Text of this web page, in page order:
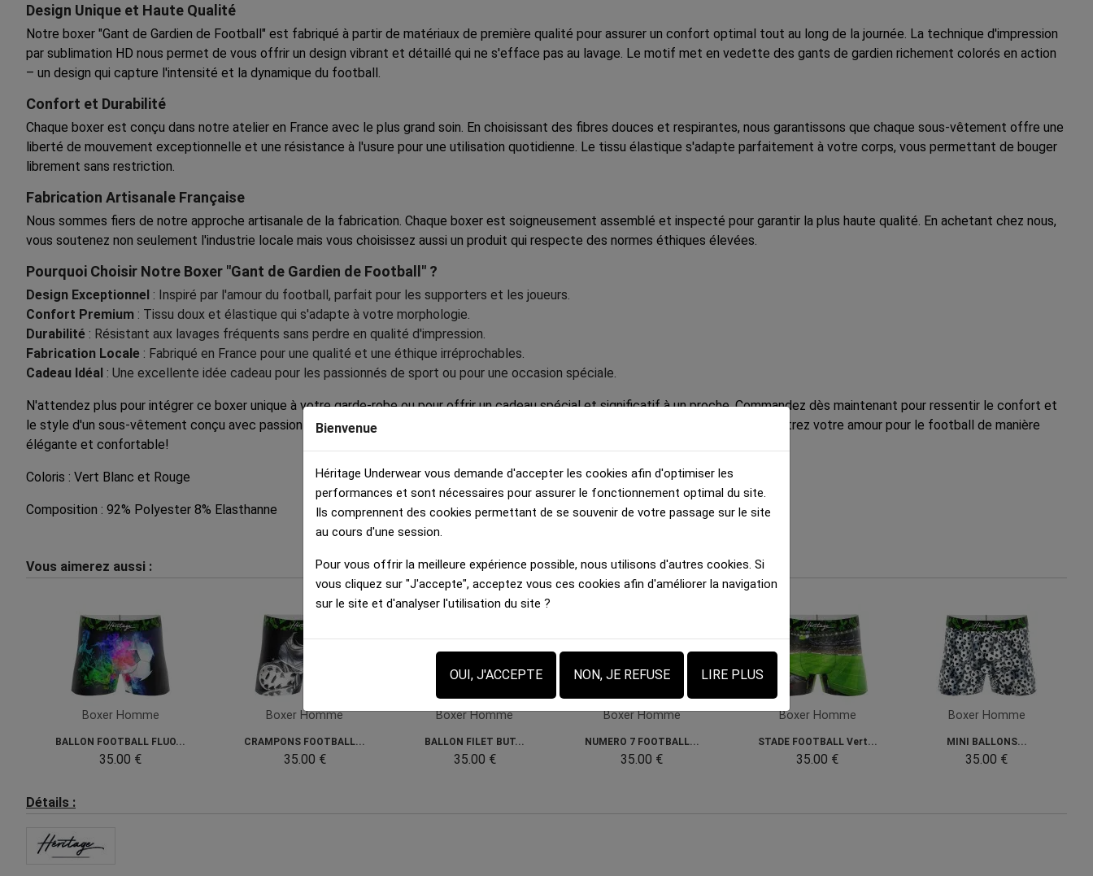
Design Unique et Haute Qualité
Notre boxer "Gant de Gardien de Football" est fabriqué à partir de matériaux de première qualité pour assurer un confort optimal tout au long de la journée. La technique d'impression
par sublimation HD nous permet de vous offrir un design vibrant et détaillé qui ne s'efface pas au lavage. Le motif met en vedette des gants de gardien richement colorés en action
– un design qui capture l'intensité et la dynamique du football.
Confort et Durabilité
Chaque boxer est conçu dans notre atelier en France avec le plus grand soin. En choisissant des fibres douces et respirantes, nous garantissons que chaque sous-vêtement offre une
liberté de mouvement exceptionnelle et une résistance à l'usure pour une utilisation quotidienne. Le tissu élastique s'adapte parfaitement à votre corps, vous permettant de bouger
librement sans restriction.
Fabrication Artisanale Française
Nous sommes fiers de notre approche artisanale de la fabrication. Chaque boxer est soigneusement assemblé et inspecté pour garantir la plus haute qualité. En achetant chez nous,
vous soutenez non seulement l'industrie locale mais vous choisissez aussi un produit qui respecte des normes éthiques élevées.
Pourquoi Choisir Notre Boxer "Gant de Gardien de Football" ?
Design Exceptionnel : Inspiré par l'amour du football, parfait pour les supporters et les joueurs.
Confort Premium : Tissu doux et élastique qui s'adapte à votre morphologie.
Durabilité : Résistant aux lavages fréquents sans perdre en qualité d'impression.
Fabrication Locale : Fabriqué en France pour une qualité et une éthique irréprochables.
Cadeau Idéal : Une excellente idée cadeau pour les passionnés de sport ou pour une occasion spéciale.
N'attendez plus pour intégrer ce boxer unique à votre garde-robe ou pour offrir un cadeau spécial et significatif à un proche. Commandez dès maintenant pour ressentir le confort et
le style d'un sous-vêtement conçu avec passion et précision. Faites l'expérience de la qualité française à chaque mouvement et montrez votre amour pour le football de manière
élégante et confortable!
Coloris : Vert Blanc et Rouge
Composition : 92% Polyester 8% Elasthanne
Vous aimerez aussi :
Boxer Homme
BALLON FOOTBALL FLUO...
35.00 €
Boxer Homme
CRAMPONS FOOTBALL...
35.00 €
Boxer Homme
BALLON FILET BUT...
35.00 €
Boxer Homme
NUMERO 7 FOOTBALL...
35.00 €
Boxer Homme
STADE FOOTBALL Vert...
35.00 €
Boxer Homme
MINI BALLONS...
35.00 €
Détails :
Bienvenue
Héritage Underwear vous demande d'accepter les cookies afin d'optimiser les
performances et sont nécessaires pour assurer le fonctionnement optimal du site.
Ils comprennent des cookies permettant de se souvenir de votre passage sur le site
au cours d'une session.
Pour vous offrir la meilleure expérience possible, nous utilisons d'autres cookies. Si
vous cliquez sur "J'accepte", acceptez vous ces cookies afin d'améliorer la navigation
sur le site et d'analyser l'utilisation du site ?
OUI, J'ACCEPTE NON, JE REFUSE LIRE PLUS